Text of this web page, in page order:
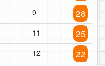
9 28
11 25
12 22